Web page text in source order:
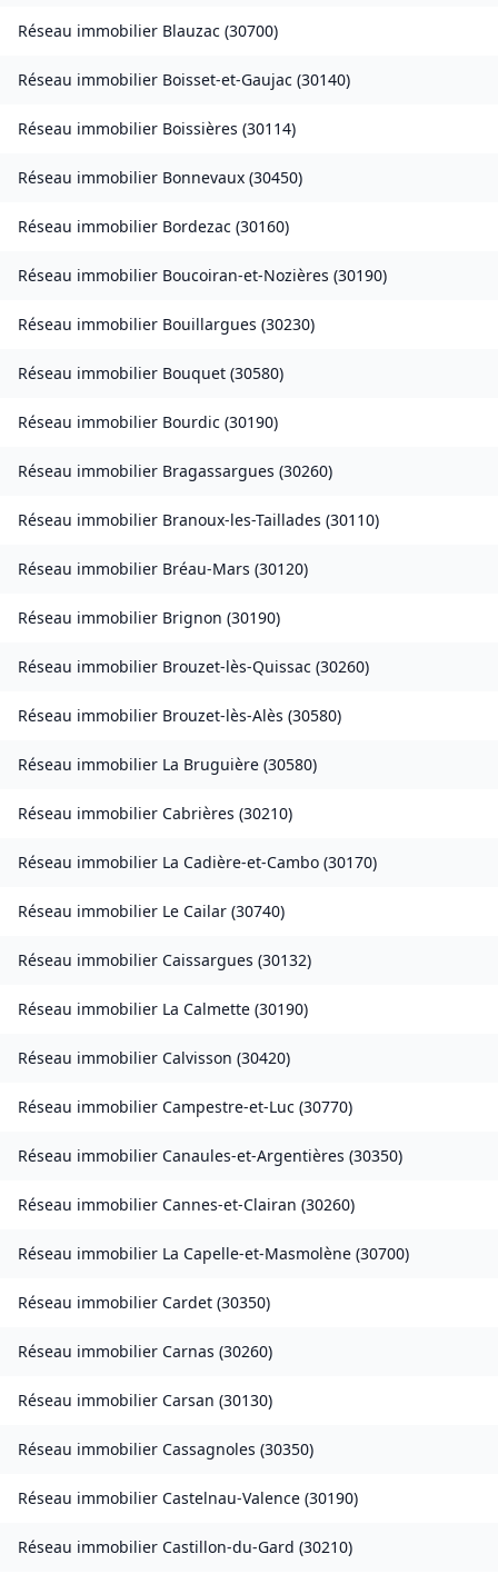
Réseau immobilier Blauzac (30700)
Réseau immobilier Boisset-et-Gaujac (30140)
Réseau immobilier Boissières (30114)
Réseau immobilier Bonnevaux (30450)
Réseau immobilier Bordezac (30160)
Réseau immobilier Boucoiran-et-Nozières (30190)
Réseau immobilier Bouillargues (30230)
Réseau immobilier Bouquet (30580)
Réseau immobilier Bourdic (30190)
Réseau immobilier Bragassargues (30260)
Réseau immobilier Branoux-les-Taillades (30110)
Réseau immobilier Bréau-Mars (30120)
Réseau immobilier Brignon (30190)
Réseau immobilier Brouzet-lès-Quissac (30260)
Réseau immobilier Brouzet-lès-Alès (30580)
Réseau immobilier La Bruguière (30580)
Réseau immobilier Cabrières (30210)
Réseau immobilier La Cadière-et-Cambo (30170)
Réseau immobilier Le Cailar (30740)
Réseau immobilier Caissargues (30132)
Réseau immobilier La Calmette (30190)
Réseau immobilier Calvisson (30420)
Réseau immobilier Campestre-et-Luc (30770)
Réseau immobilier Canaules-et-Argentières (30350)
Réseau immobilier Cannes-et-Clairan (30260)
Réseau immobilier La Capelle-et-Masmolène (30700)
Réseau immobilier Cardet (30350)
Réseau immobilier Carnas (30260)
Réseau immobilier Carsan (30130)
Réseau immobilier Cassagnoles (30350)
Réseau immobilier Castelnau-Valence (30190)
Réseau immobilier Castillon-du-Gard (30210)